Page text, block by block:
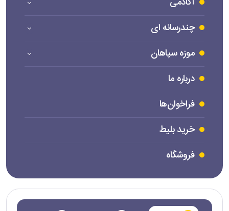
چندرسانه ای
موزه سپاهان
درباره ما
فراخوان‌ها
خرید بلیط
فروشگاه